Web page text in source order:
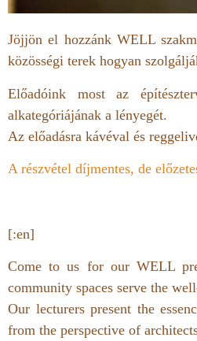
Jöjjön el hozzánk WELL
közösségi terek hogyan
Előadóink most az
alkategóriájának a lényegét.
Az előadásra kávéval és
A részvétel díjmentes, de
[:en]
Come to us for our WELL
community spaces serve the
Our lecturers present the
from the perspective of